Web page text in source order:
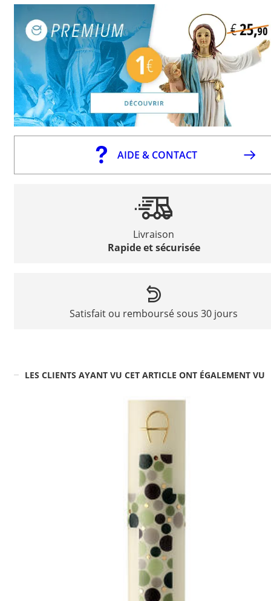
AIDE & CONTACT
Livraison
Rapide et sécurisée
Satisfait ou remboursé sous 30 jours
LES CLIENTS AYANT VU CET ARTICLE ONT ÉGALEMENT VU